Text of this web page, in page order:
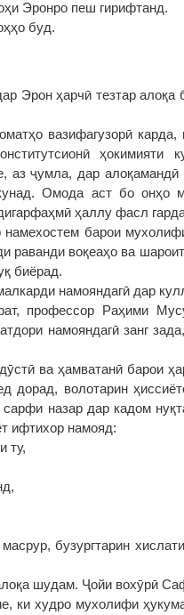
Эронро пеш гирифтанд.
буд.
Эрон ҳарчӣ тезтар алоқа
вазифагузорӣ
ҳокимияти
аз ҷумла, дар
Омода аст бо онҳо
ҳаллу фасл
барои
раванди воқеаҳо ва
биёрад.
намояндагӣ дар
профессор Раҳими
намояндагӣ занг
ва ҳамватанӣ барои
дорад, волотарин
назар дар кадом
ифтихор намояд:
ту,
бузургтарин
шудам. Ҷойи вохӯрӣ
ки худро мухолифи